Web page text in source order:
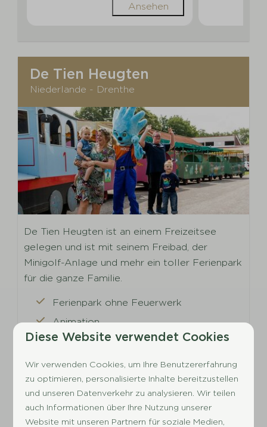
Ansehen
De Tien Heugten
Niederlande - Drenthe
De Tien Heugten ist an einem Freizeitsee
gelegen und ist mit seinem Freibad, der
Minigolf-Anlage und mehr ein toller Ferienpark
für die ganze Familie.
Ferienpark ohne Feuerwerk
Animation
Freibad
WaldAm Waldrand gelegen
Café
Minigolf
Badesee
Diese Website verwendet Cookies
Wir verwenden Cookies, um Ihre Benutzererfahrung
zu optimieren, personalisierte Inhalte bereitzustellen
und unseren Datenverkehr zu analysieren. Wir teilen
auch Informationen über Ihre Nutzung unserer
Website mit unseren Partnern für soziale Medien,